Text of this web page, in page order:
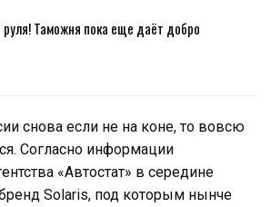
Таможня пока еще даёт добро
снова если не на коне, то вовсю
Согласно информации
«Автостат» в середине
Solaris, под которым нынче